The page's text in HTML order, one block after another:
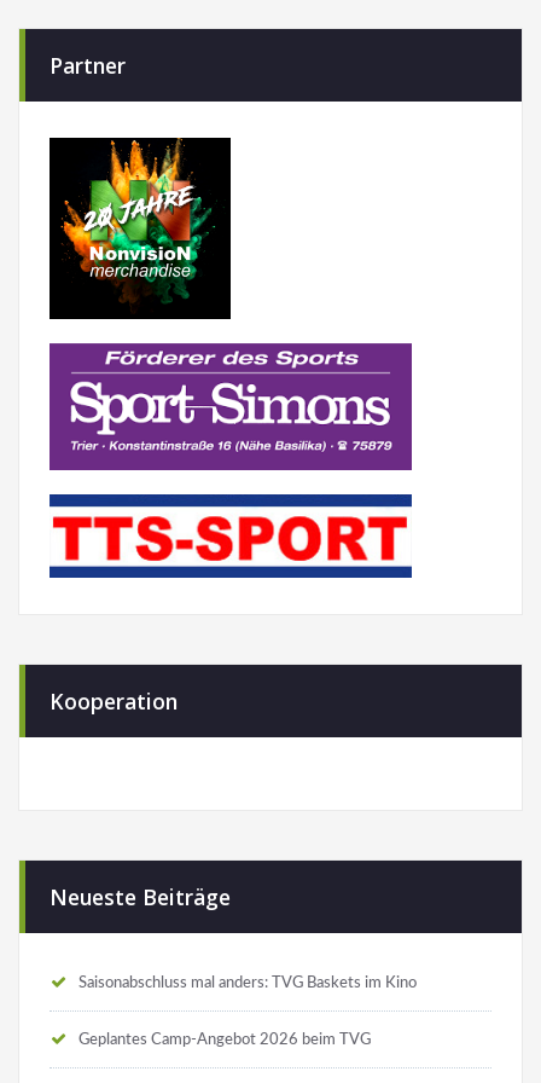
Partner
Kooperation
Neueste Beiträge
Saisonabschluss mal anders: TVG Baskets im Kino
Geplantes Camp-Angebot 2026 beim TVG